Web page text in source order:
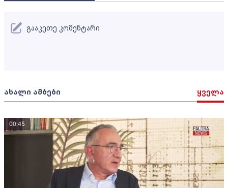
ახალი ამბები ყველა
00:45
გააკეთე კომენტარი